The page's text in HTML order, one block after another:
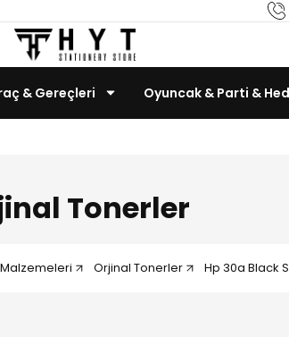
& Gereçleri Oyuncak & Parti &
Tonerler
Malzemeleri Orjinal Tonerler Hp 30a Black